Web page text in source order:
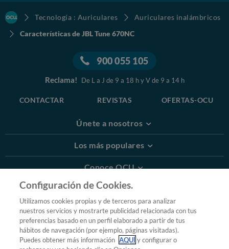
Tecnología : Auriculares
Auriculares inalámbricos
Características de JBL Tune 670NC
900 055 105
Reclama! De L a J de 9 a 18 h y V de 9 a 14 h
CONTACTAR REVISTAS OFERTAS-OCU
Únete a nosotros
Los más populares
Conoce OCU
Más Información
© 2026 OCU
Condiciones generales de contratación de OCU
Política de privacidad
Configuración de Cookies.
Utilizamos cookies propias y de terceros para analizar
nuestros servicios y mostrarte publicidad relacionada con tus
preferencias basado en un perfil elaborado a partir de tus
hábitos de navegación (por ejemplo, páginas visitadas).
Puedes obtener más información AQUÍy configurar o